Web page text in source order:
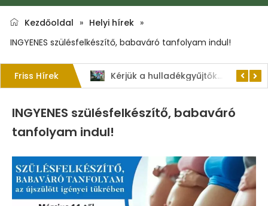
Kezdőoldal » Helyi hírek »
INGYENES szülésfelkészítő, babaváró tanfolyam indul!
Friss Hírek Kérjük a hulladékgyűjtők rendeltetésszerű használatát!
INGYENES szülésfelkészítő, babaváró
tanfolyam indul!